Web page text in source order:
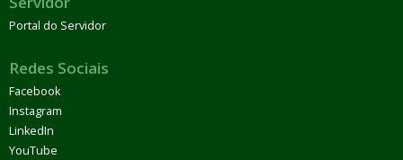
Portal do Servidor
Redes Sociais
Facebook
Instagram
LinkedIn
YouTube